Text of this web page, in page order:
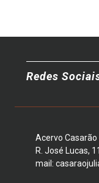
Redes
Acervo
R. José Lucas,
mail: